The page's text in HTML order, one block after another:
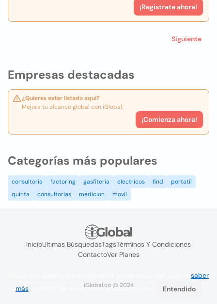
Empresas destacadas
¿Quieres estar listado aquí?
Mejora tu alcance global con iGlobal.
¡Comienza ahora!
¡Registrate ahora!
Siguiente
Categorías más populares
consultoria factoring gasfiteria electricos find
portatil
quinta
consultorias medicion movil
InicioUltimas BúsquedasTagsTérminos Y Condiciones
ContactoVer Planes
iGlobal.co @ 2024
saber
más . Si continúa navegando acepta su uso. Entendido